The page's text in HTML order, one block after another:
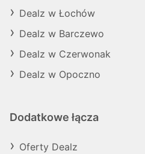
Dealz w Łochów
Dealz w Barczewo
Dealz w Czerwonak
Dealz w Opoczno
Dodatkowe łącza
Oferty Dealz